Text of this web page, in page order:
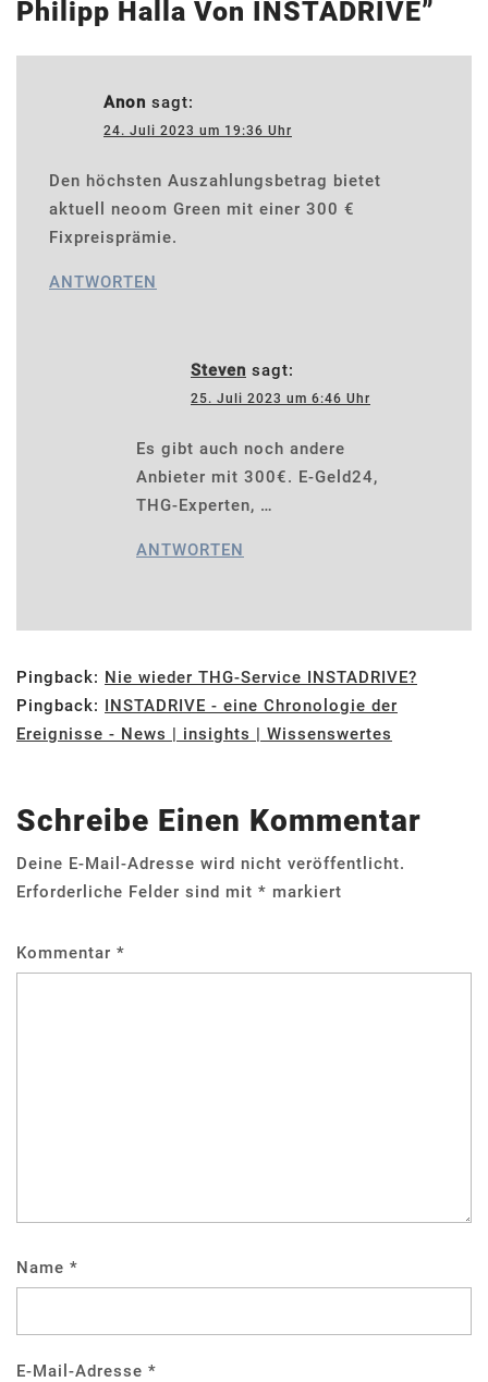
Philipp Halla Von INSTADRIVE”
Anon sagt:
24. Juli 2023 um 19:36 Uhr
Den höchsten Auszahlungsbetrag bietet
aktuell neoom Green mit einer 300 €
Fixpreisprämie.
ANTWORTEN
Steven sagt:
25. Juli 2023 um 6:46 Uhr
Es gibt auch noch andere
Anbieter mit 300€. E-Geld24,
THG-Experten, …
ANTWORTEN
Pingback: Nie wieder THG-Service INSTADRIVE?
Pingback: INSTADRIVE - eine Chronologie der
Ereignisse - News | insights | Wissenswertes
Schreibe Einen Kommentar
Deine E-Mail-Adresse wird nicht veröffentlicht.
Erforderliche Felder sind mit * markiert
Kommentar *
Name *
E-Mail-Adresse *